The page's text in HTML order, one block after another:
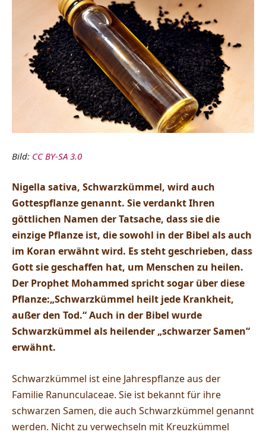
Bild: CC BY-SA 3.0
Nigella sativa, Schwarzkümmel, wird auch
Gottespflanze genannt. Sie verdankt Ihren
göttlichen Namen der Tatsache, dass sie die
einzige Pflanze ist, die sowohl in der Bibel als auch
im Koran erwähnt wird. Es steht geschrieben, dass
Gott sie geschaffen hat, um Menschen zu heilen.
Der Prophet Mohammed spricht sogar über diese
Pflanze:„Schwarzkümmel heilt jede Krankheit,
außer den Tod.“ Auch in der Bibel wurde
Schwarzkümmel als heilender „schwarzer Samen“
erwähnt.
Schwarzkümmel ist eine Jahrespflanze aus der
Familie Ranunculaceae. Sie ist bekannt für ihre
schwarzen Samen, die auch Schwarzkümmel genannt
werden. Nicht zu verwechseln mit Kreuzkümmel